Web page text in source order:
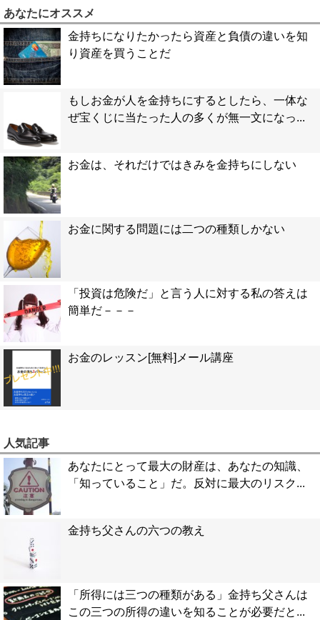
あなたにオススメ
金持ちになりたかったら資産と負債の違いを知
り資産を買うことだ
もしお金が人を金持ちにするとしたら、一体な
ぜ宝くじに当たった人の多くが無一文になっ...
お金は、それだけではきみを金持ちにしない
お金に関する問題には二つの種類しかない
「投資は危険だ」と言う人に対する私の答えは
簡単だ－－－
お金のレッスン[無料]メール講座
人気記事
あなたにとって最大の財産は、あなたの知識、
「知っていること」だ。反対に最大のリスク...
金持ち父さんの六つの教え
「所得には三つの種類がある」金持ち父さんは
この三つの所得の違いを知ることが必要だと...